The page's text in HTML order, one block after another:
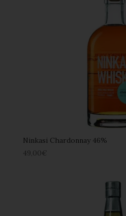
Ninkasi Chardonnay 46%
49,00€